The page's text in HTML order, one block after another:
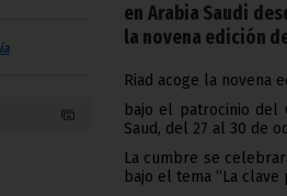
en Arabia Saudi
la novena edición
Riad acoge la novena
bajo el patrocinio del
Saud, del 27 al 30 de
La cumbre se
bajo el tema “La